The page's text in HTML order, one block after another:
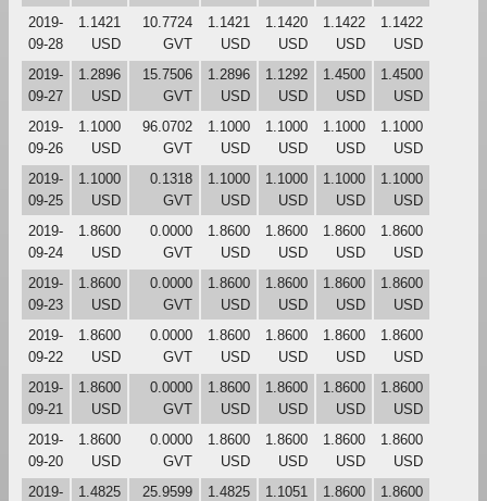
2019-
09-28
1.1421
USD
10.7724
GVT
1.1421
USD
1.1420
USD
1.1422
USD
1.1422
USD
2019-
09-27
1.2896
USD
15.7506
GVT
1.2896
USD
1.1292
USD
1.4500
USD
1.4500
USD
2019-
09-26
1.1000
USD
96.0702
GVT
1.1000
USD
1.1000
USD
1.1000
USD
1.1000
USD
2019-
09-25
1.1000
USD
0.1318
GVT
1.1000
USD
1.1000
USD
1.1000
USD
1.1000
USD
2019-
09-24
1.8600
USD
0.0000
GVT
1.8600
USD
1.8600
USD
1.8600
USD
1.8600
USD
2019-
09-23
1.8600
USD
0.0000
GVT
1.8600
USD
1.8600
USD
1.8600
USD
1.8600
USD
2019-
09-22
1.8600
USD
0.0000
GVT
1.8600
USD
1.8600
USD
1.8600
USD
1.8600
USD
2019-
09-21
1.8600
USD
0.0000
GVT
1.8600
USD
1.8600
USD
1.8600
USD
1.8600
USD
2019-
09-20
1.8600
USD
0.0000
GVT
1.8600
USD
1.8600
USD
1.8600
USD
1.8600
USD
2019-
1.4825
25.9599
1.4825
1.1051
1.8600
1.8600